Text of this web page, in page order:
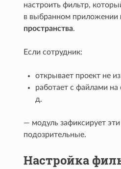
настроить фильтр,
в выбранном приложении
пространства.
Если сотрудник:
открывает проект не
работает с файлами
д.
— модуль зафиксирует эти
подозрительные.
Настройка